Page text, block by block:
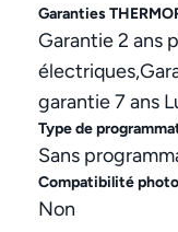
Garanties
Garantie 2 ans
garantie 7 ans
Type de
Sans
Compatibilité
Non